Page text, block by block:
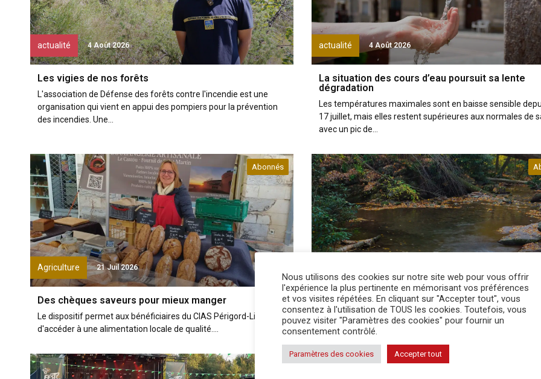
actualité 4 Août 2026
Les vigies de nos forêts
L'association de Défense des forêts contre l'incendie est une
organisation qui vient en appui des pompiers pour la prévention
des incendies. Une...
actualité 4 Août 2026
La situation des cours d’eau poursuit sa lente
dégradation
Les températures maximales sont en baisse sensible
17 juillet, mais elles restent supérieures aux normales de
avec un pic de...
Agriculture
Abonnés
21 Juil 2026
Des chèques saveurs pour mieux manger
Le dispositif permet aux bénéficiaires du CIAS Périgord-Limousin
d'accéder à une alimentation locale de qualité....
La situation des cours d’eau continue de se
Le département de la Dordogne a été frappé par un nouvel
épisode caniculaire entre le 6 et le 16 juillet, à l'occasion
Nous utilisons des cookies sur notre site web pour vous offrir
l'expérience la plus pertinente en mémorisant vos préférences
et vos visites répétées. En cliquant sur "Accepter tout", vous
consentez à l'utilisation de TOUS les cookies. Toutefois, vous
pouvez visiter "Paramètres des cookies" pour fournir un
consentement contrôlé.
Paramètres des cookies Accepter tout